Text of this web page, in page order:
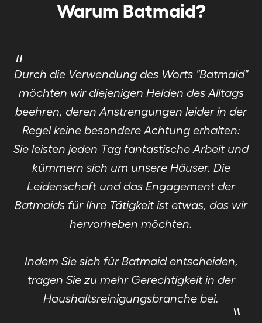
Warum Batmaid?
"
Durch die Verwendung des Worts "Batmaid"
möchten wir diejenigen Helden des Alltags
beehren, deren Anstrengungen leider in der
Regel keine besondere Achtung erhalten:
Sie leisten jeden Tag fantastische Arbeit und
kümmern sich um unsere Häuser. Die
Leidenschaft und das Engagement der
Batmaids für Ihre Tätigkeit ist etwas, das wir
hervorheben möchten.
Indem Sie sich für Batmaid entscheiden,
tragen Sie zu mehr Gerechtigkeit in der
Haushaltsreinigungsbranche bei.
"